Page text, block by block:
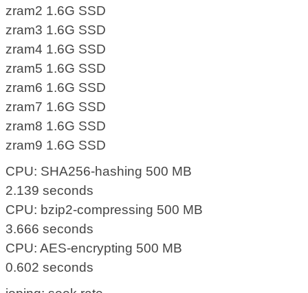
zram2 1.6G SSD
zram3 1.6G SSD
zram4 1.6G SSD
zram5 1.6G SSD
zram6 1.6G SSD
zram7 1.6G SSD
zram8 1.6G SSD
zram9 1.6G SSD
CPU: SHA256-hashing 500 MB
2.139 seconds
CPU: bzip2-compressing 500 MB
3.666 seconds
CPU: AES-encrypting 500 MB
0.602 seconds